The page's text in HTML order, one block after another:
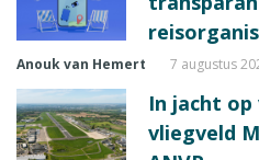
Anouk van Hemert 7 augustus
In jacht
vliegveld